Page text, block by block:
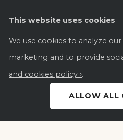
This website uses cookies
We use cookies to analyze
marketing and to provide
and cookies policy ›.
ALLOW ALL